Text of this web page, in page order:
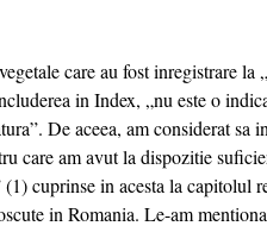
care au fost inregistrare
in Index, „nu este o
De aceea, am considerat sa
care am avut la dispozitie
cuprinse in acesta la capitolul
in Romania. Le-am